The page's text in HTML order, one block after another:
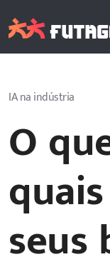
IA na indústria
O
seus